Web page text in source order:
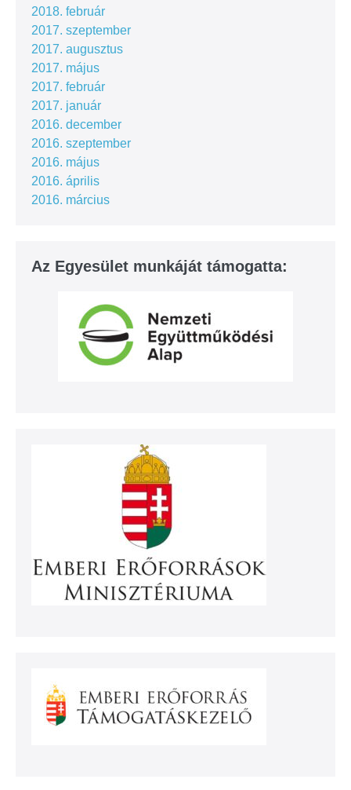
2018. február
2017. szeptember
2017. augusztus
2017. május
2017. február
2017. január
2016. december
2016. szeptember
2016. május
2016. április
2016. március
Az Egyesület munkáját támogatta: